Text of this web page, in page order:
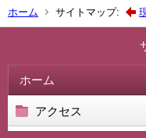
ホーム サイトマップ:
ホーム
アクセス